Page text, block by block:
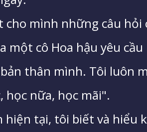
cho mình những câu
một cô Hoa hậu yêu
thân mình. Tôi luôn
học nữa, học mãi".
hiện tại, tôi biết và hiểu